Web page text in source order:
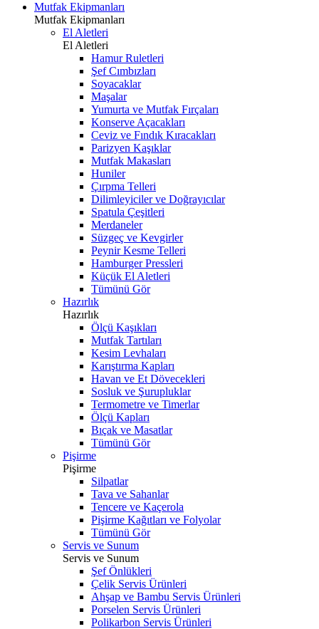
Mutfak Ekipmanları
Mutfak Ekipmanları
El Aletleri
El Aletleri
Hamur Ruletleri
Şef Cımbızları
Soyacaklar
Maşalar
Yumurta ve Mutfak Fırçaları
Konserve Açacakları
Ceviz ve Fındık Kıracakları
Parizyen Kaşıklar
Mutfak Makasları
Huniler
Çırpma Telleri
Dilimleyiciler ve Doğrayıcılar
Spatula Çeşitleri
Merdaneler
Süzgeç ve Kevgirler
Peynir Kesme Telleri
Hamburger Pressleri
Küçük El Aletleri
Tümünü Gör
Hazırlık
Hazırlık
Ölçü Kaşıkları
Mutfak Tartıları
Kesim Levhaları
Karıştırma Kapları
Havan ve Et Dövecekleri
Sosluk ve Şurupluklar
Termometre ve Timerlar
Ölçü Kapları
Bıçak ve Masatlar
Tümünü Gör
Pişirme
Pişirme
Silpatlar
Tava ve Sahanlar
Tencere ve Kaçerola
Pişirme Kağıtları ve Folyolar
Tümünü Gör
Servis ve Sunum
Servis ve Sunum
Şef Önlükleri
Çelik Servis Ürünleri
Ahşap ve Bambu Servis Ürünleri
Porselen Servis Ürünleri
Polikarbon Servis Ürünleri